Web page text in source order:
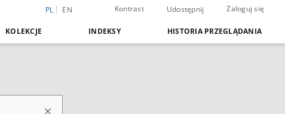
PL EN Kontrast Udostępnij Zaloguj się
KOLEKCJE INDEKSY HISTORIA PRZEGLĄDANIA